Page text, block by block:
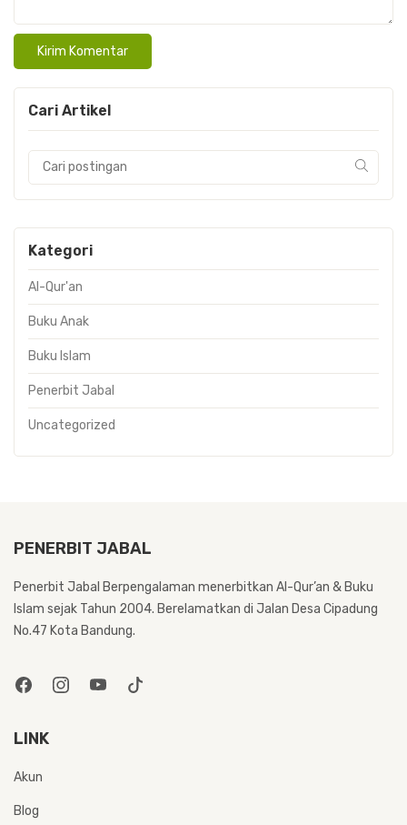
Cari Artikel
Kategori
Al-Qur'an
Buku Anak
Buku Islam
Penerbit Jabal
Uncategorized
PENERBIT JABAL
Penerbit Jabal Berpengalaman menerbitkan Al-Qur’an & Buku
Islam sejak Tahun 2004. Berelamatkan di Jalan Desa Cipadung
No.47 Kota Bandung.
LINK
Akun
Blog